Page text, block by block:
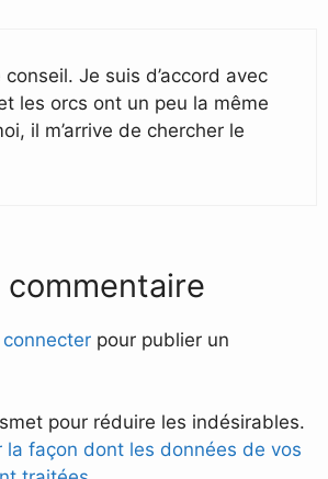
Je suis d’accord avec
les orcs ont un peu la même
il m’arrive de chercher le
commentaire
pour publier un
pour réduire les indésirables.
la façon dont les données de vos